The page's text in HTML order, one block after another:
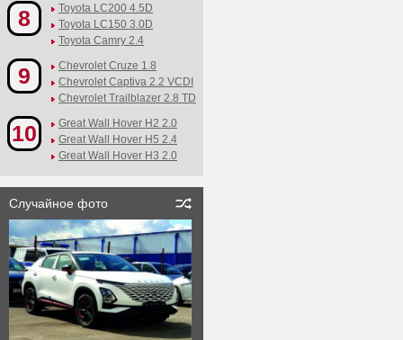
8
Toyota LC200 4.5D
Toyota LC150 3.0D
Toyota Camry 2.4
9
Chevrolet Cruze 1.8
Chevrolet Captiva 2.2 VCDI
Chevrolet Trailblazer 2.8 TD
10
Great Wall Hover H2 2.0
Great Wall Hover H5 2.4
Great Wall Hover H3 2.0
Случайное фото